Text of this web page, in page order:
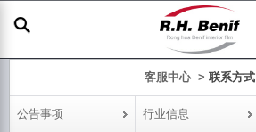
客服中心 > 联系方式
公告事项 行业信息